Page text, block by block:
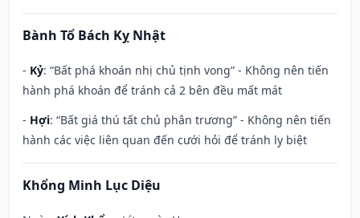
Bành Tổ Bách Kỵ Nhật
- Kỷ: “Bất phá khoán nhị chủ tịnh vong” - Không nên tiến
hành phá khoán để tránh cả 2 bên đều mất mát
- Hợi: “Bất giá thú tất chủ phân trương” - Không nên tiến
hành các việc liên quan đến cưới hỏi để tránh ly biệt
Khổng Minh Lục Diệu